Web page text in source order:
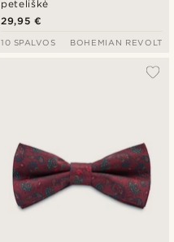
peteliškė
29,95 €
10 SPALVOS BOHEMIAN REVOLT